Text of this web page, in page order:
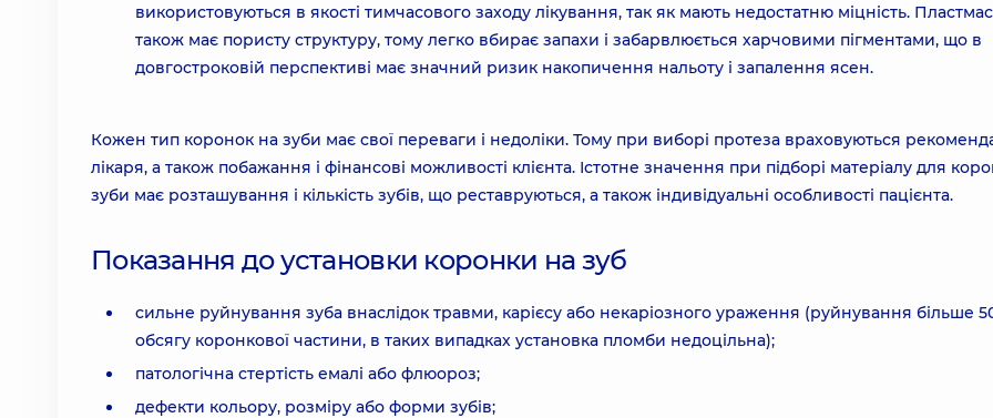
використовуються в якості тимчасового заходу лікування, так як мають недостатню міцність.
також має пористу структуру, тому легко вбирає запахи і забарвлюється харчовими пігментами, що в
довгостроковій перспективі має значний ризик накопичення нальоту і запалення ясен.
Кожен тип коронок на зуби має свої переваги і недоліки. Тому при виборі протеза враховуються
лікаря, а також побажання і фінансові можливості клієнта. Істотне значення при підборі матеріалу для
зуби має розташування і кількість зубів, що реставруються, а також індивідуальні особливості пацієнта.
Показання до установки коронки на зуб
сильне руйнування зуба внаслідок травми, карієсу або некаріозного ураження (руйнування більше
обсягу коронкової частини, в таких випадках установка пломби недоцільна);
патологічна стертість емалі або флюороз;
дефекти кольору, розміру або форми зубів;